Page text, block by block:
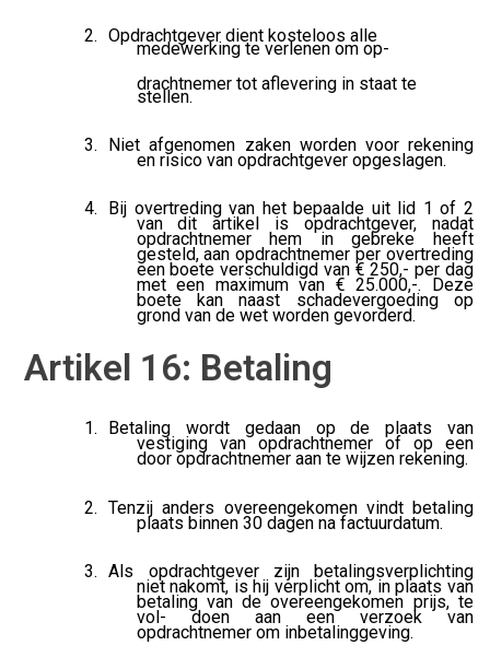
Opdrachtgever dient kosteloos alle
medewerking te verlenen om op-
drachtnemer tot aflevering in staat te
stellen.
Niet afgenomen zaken worden voor rekening
en risico van opdrachtgever opgeslagen.
Bij overtreding van het bepaalde uit lid 1 of 2
van dit artikel is opdrachtgever, nadat
opdrachtnemer hem in gebreke heeft
gesteld, aan opdrachtnemer per overtreding
een boete verschuldigd van € 250,- per dag
met een maximum van € 25.000,-. Deze
boete kan naast schadevergoeding op
grond van de wet worden gevorderd.
Artikel 16: Betaling
Betaling wordt gedaan op de plaats van
vestiging van opdrachtnemer of op een
door opdrachtnemer aan te wijzen rekening.
Tenzij anders overeengekomen vindt betaling
plaats binnen 30 dagen na factuurdatum.
Als opdrachtgever zijn betalingsverplichting
niet nakomt, is hij verplicht om, in plaats van
betaling van de overeengekomen prijs, te
vol- doen aan een verzoek van
opdrachtnemer om inbetalinggeving.